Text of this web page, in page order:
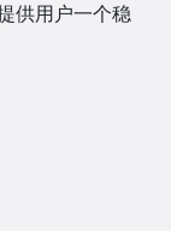
供用户一个稳